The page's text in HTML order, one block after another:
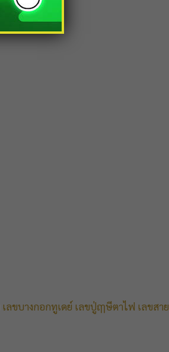
เลขบางกอกทูเดย์ เลขปู่ฤๅษีตาไฟ เลขสาย